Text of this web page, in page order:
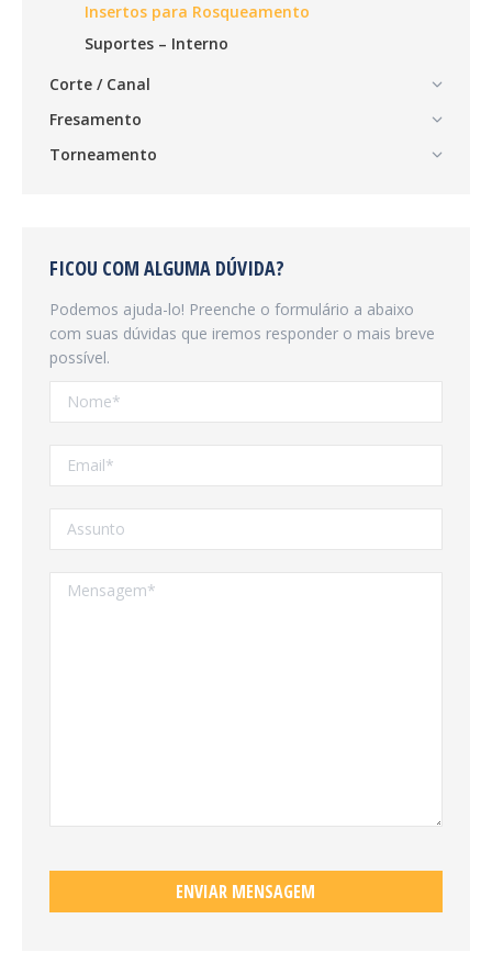
Insertos para Rosqueamento
Suportes – Interno
Corte / Canal
Fresamento
Torneamento
FICOU COM ALGUMA DÚVIDA?
Podemos ajuda-lo! Preenche o formulário a abaixo
com suas dúvidas que iremos responder o mais breve
possível.